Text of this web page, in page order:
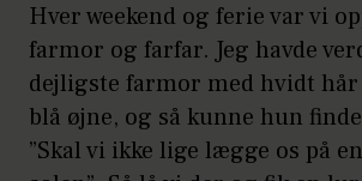
Hver weekend og ferie var vi
farmor og farfar. Jeg havde
dejligste farmor med hvidt
blå øjne, og så kunne hun
”Skal vi ikke lige lægge os på